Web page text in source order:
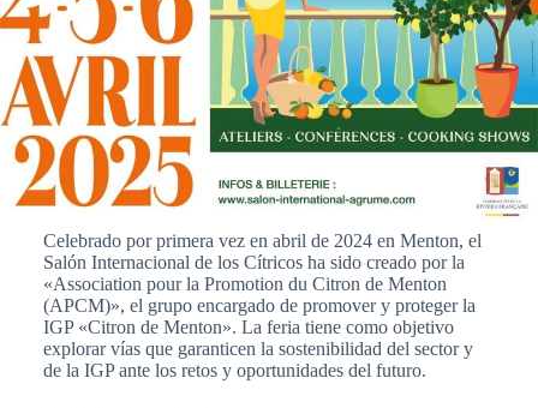
Celebrado por primera vez en abril de 2024 en Menton, el
Salón Internacional de los Cítricos ha sido creado por la
«Association pour la Promotion du Citron de Menton
(APCM)», el grupo encargado de promover y proteger la
IGP «Citron de Menton». La feria tiene como objetivo
explorar vías que garanticen la sostenibilidad del sector y
de la IGP ante los retos y oportunidades del futuro.